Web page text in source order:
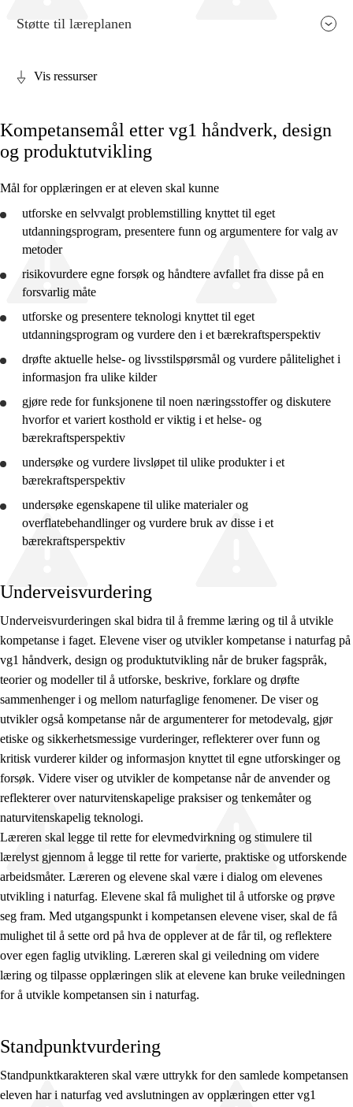
Kjerneelementer
Tverrfaglige temaer
Grunnleggende ferdigheter
2. trinn
4. trinn
7. trinn
10. trinn
Vg1 SF
Vg1 EL
Vg1 HS
Vg1 DT
Vg1 RM
Vg1 SR
Vg1 TP
Vg3 Påbygging
Støtte til læreplanen
Vis ressurser
Kompetansemål etter vg1 håndverk, design
og produktutvikling
Mål for opplæringen er at eleven skal kunne
utforske en selvvalgt problemstilling knyttet til eget
utdanningsprogram, presentere funn og argumentere for valg av
metoder
risikovurdere egne forsøk og håndtere avfallet fra disse på en
forsvarlig måte
utforske og presentere teknologi knyttet til eget
utdanningsprogram og vurdere den i et bærekraftsperspektiv
drøfte aktuelle helse- og livsstilspørsmål og vurdere pålitelighet i
informasjon fra ulike kilder
gjøre rede forfunksjonene til noen næringsstoffer og diskutere
hvorfor et variert kosthold er viktig i et helse- og
bærekraftsperspektiv
undersøke og vurdere livsløpet til ulike produkter i et
bærekraftsperspektiv
undersøke egenskapene til ulike materialer og
overflatebehandlinger og vurdere bruk av disse i et
bærekraftsperspektiv
Underveisvurdering
Underveisvurderingen skal bidra til å fremme læring og til å utvikle
kompetanse i faget. Elevene viser og utvikler kompetanse i naturfag på
vg1 håndverk, design og produktutvikling når de bruker fagspråk,
teorier og modeller til å utforske, beskrive, forklare og drøfte
sammenhenger i og mellom naturfaglige fenomener. De viser og
utvikler også kompetanse når de argumenterer for metodevalg, gjør
etiske og sikkerhetsmessige vurderinger, reflekterer over funn og
kritisk vurderer kilder og informasjon knyttet til egne utforskinger og
forsøk. Videre viser og utvikler de kompetanse når de anvender og
reflekterer over naturvitenskapelige praksiser og tenkemåter og
naturvitenskapelig teknologi.
Læreren skal legge til rette for elevmedvirkning og stimulere til
lærelyst gjennom å legge til rette for varierte, praktiske og utforskende
arbeidsmåter. Læreren og elevene skal være i dialog om elevenes
utvikling i naturfag. Elevene skal få mulighet til å utforske og prøve
seg fram. Med utgangspunkt i kompetansen elevene viser, skal de få
mulighet til å sette ord på hva de opplever at de får til, og reflektere
over egen faglig utvikling. Læreren skal gi veiledning om videre
læring og tilpasse opplæringen slik at elevene kan bruke veiledningen
for å utvikle kompetansen sin i naturfag.
Standpunktvurdering
Standpunktkarakteren skal være uttrykk for den samlede kompetansen
eleven har i naturfag ved avslutningen av opplæringen etter vg1